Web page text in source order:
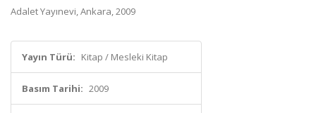
Adalet Yayınevi, Ankara, 2009
Yayın Türü: Kitap / Mesleki Kitap
Basım Tarihi: 2009